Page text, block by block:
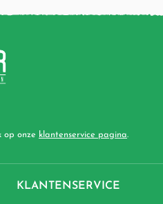
op onze klantenservice pagina.
KLANTENSERVICE